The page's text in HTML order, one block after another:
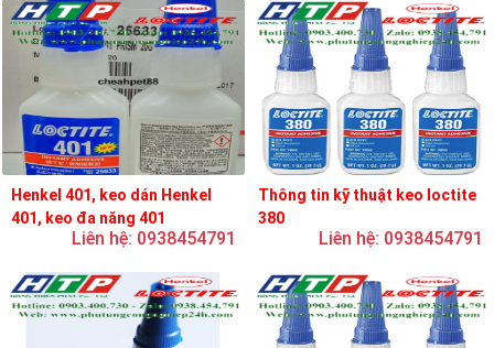
Henkel 401, keo dán Henkel
401, keo đa năng 401
Liên hệ: 0938454791
Thông tin kỹ thuật keo loctite
380
Liên hệ: 0938454791